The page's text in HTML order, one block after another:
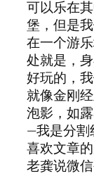
可以乐在
堡，但是
在一个游
处就是，
好玩的，
就像金刚
泡影，如
—我是分
喜欢文章
老龚说微信